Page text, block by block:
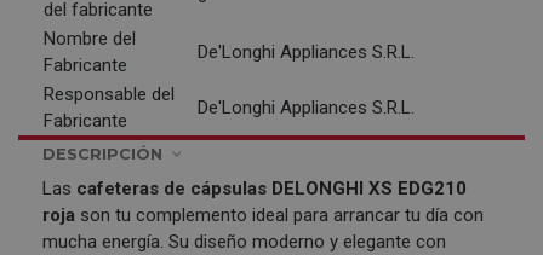
del fabricante
Nombre del
Fabricante
De'Longhi Appliances S.R.L.
Responsable del
Fabricante
De'Longhi Appliances S.R.L.
DESCRIPCIÓN
Las cafeteras de cápsulas DELONGHI XS EDG210
roja son tu complemento ideal para arrancar tu día con
mucha energía. Su diseño moderno y elegante con